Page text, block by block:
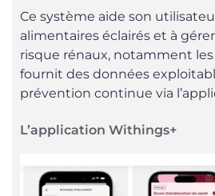
Ce système aide son
alimentaires éclairés et à
risque rénaux, notamment les
fournit des données
prévention continue via
L’application Withings+